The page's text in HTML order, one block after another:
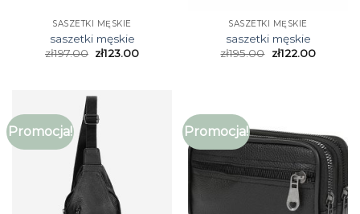
SASZETKI MĘSKIE
saszetki męskie
zł197.00 zł123.00
SASZETKI MĘSKIE
saszetki męskie
zł195.00 zł122.00
Promocja! Promocja!